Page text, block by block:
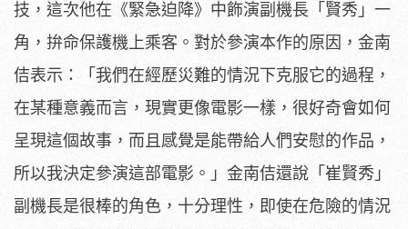
技，這次他在《緊急迫降》 中飾演副機長「賢秀」一
角，拚命保護機上乘客。 對於參演本作的原因，金南
佶表示：「 我們在經歷災難的情況下克服它的過程，
在某種意義而言， 現實更像電影一樣，很好奇會如何
呈現這個故事， 而且感覺是能帶給人們安慰的作品，
所以我決定參演這部電影。」 金南佶還說「崔賢秀」
副機長是很棒的角色，十分理性， 即使在危險的情況